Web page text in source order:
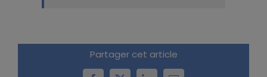
Partager cet article